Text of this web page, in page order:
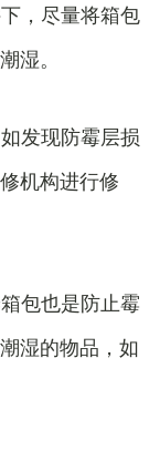
，尽量将箱包
湿。
发现防霉层损
机构进行修
包也是防止霉
湿的物品，如